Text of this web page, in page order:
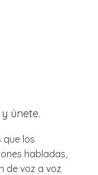
únete.
que los
habladas,
de voz a voz